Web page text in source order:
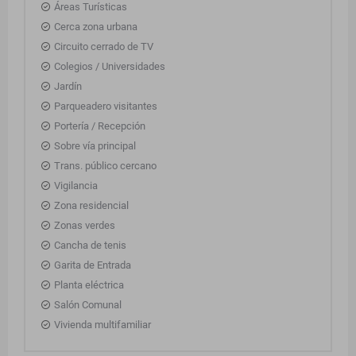
Áreas Turísticas
Cerca zona urbana
Circuito cerrado de TV
Colegios / Universidades
Jardín
Parqueadero visitantes
Portería / Recepción
Sobre vía principal
Trans. público cercano
Vigilancia
Zona residencial
Zonas verdes
Cancha de tenis
Garita de Entrada
Planta eléctrica
Salón Comunal
Vivienda multifamiliar